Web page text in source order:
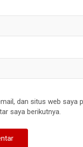
dan situs web saya
saya berikutnya.